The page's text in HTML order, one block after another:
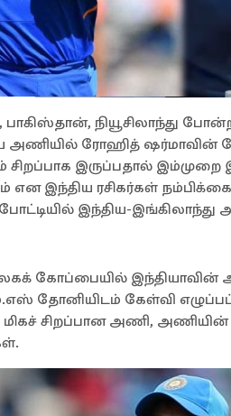
நியூசிலாந்து
அணியில் ரோஹித் ஷர்மாவின்
சிறப்பாக இருப்பதால்
இந்திய ரசிகர்கள்
இந்திய-
கோப்பையில் இந்தியாவின்
தோனியிடம் கேள்வி
சிறப்பான அணி, அணியின்